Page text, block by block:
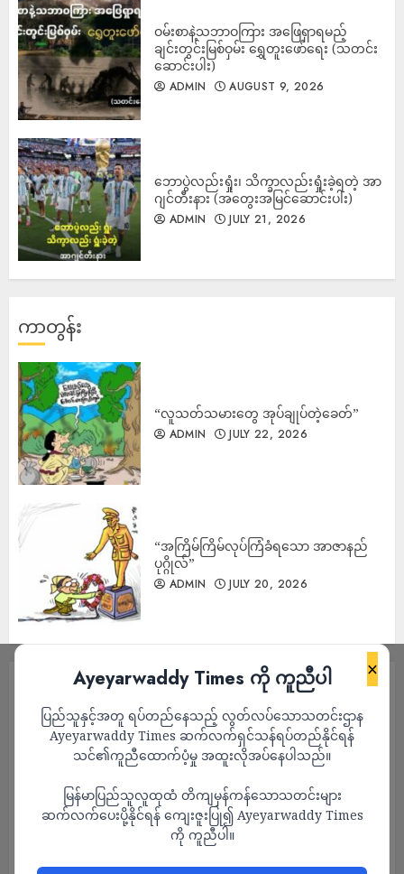
ဝမ်းစာနဲ့သဘာဝကြား အဖြေရှာရမည့်
ချင်းတွင်းမြစ်ဝှမ်း ရွှေတူးဖော်ရေး (သတင်း
ဆောင်းပါး)
ADMIN AUGUST 9, 2026
ဘောပွဲလည်းရှုံး၊ သိက္ခာလည်းရှုံးခဲ့ရတဲ့ အာ
ဂျင်တီးနား (အတွေးအမြင်ဆောင်းပါး)
ADMIN JULY 21, 2026
ကာတွန်း
“လူသတ်သမားတွေ အုပ်ချုပ်တဲ့ခေတ်”
ADMIN JULY 22, 2026
“အကြိမ်ကြိမ်လုပ်ကြံခံရသော အာဇာနည်
ပုဂ္ဂိုလ်”
ADMIN JULY 20, 2026
×
Ayeyarwaddy Times ကို ကူညီပါ
ပြည်သူနှင့်အတူ ရပ်တည်နေသည့် လွတ်လပ်သောသတင်းဌာန
Ayeyarwaddy Times ဆက်လက်ရှင်သန်ရပ်တည်နိုင်ရန်
သင်၏ကူညီထောက်ပံ့မှု အထူးလိုအပ်နေပါသည်။
မြန်မာပြည်သူလူထုထံ တိကျမှန်ကန်သောသတင်းများ
ဆက်လက်ပေးပို့နိုင်ရန် ကျေးဇူးပြု၍ Ayeyarwaddy Times
ကို ကူညီပါ။